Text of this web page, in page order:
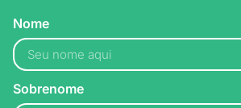
Nome
Sobrenome